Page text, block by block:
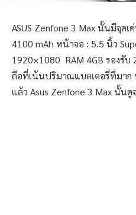
ASUS Zenfone 3 Max นั้นมีจุด
4100 mAh หน้าจอ : 5.5 นิ้ว
1920×1080 RAM 4GB รองรับ
ถือที่เน้นปริมาณแบตเตอรี่ที่มาก
แล้ว Asus Zenfone 3 Max นั้น